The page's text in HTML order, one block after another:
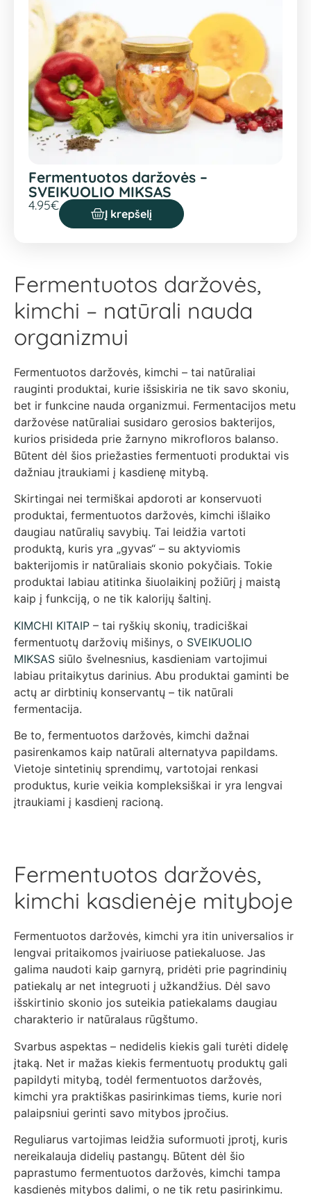
Fermentuotos daržovės –
SVEIKUOLIO MIKSAS
4.95€
Į krepšelį
Fermentuotos daržovės,
kimchi – natūrali nauda
organizmui
Fermentuotos daržovės, kimchi – tai natūraliai
rauginti produktai, kurie išsiskiria ne tik savo skoniu,
bet ir funkcine nauda organizmui. Fermentacijos metu
daržovėse natūraliai susidaro gerosios bakterijos,
kurios prisideda prie žarnyno mikrofloros balanso.
Būtent dėl šios priežasties fermentuoti produktai vis
dažniau įtraukiami į kasdienę mitybą.
Skirtingai nei termiškai apdoroti ar konservuoti
produktai, fermentuotos daržovės, kimchi išlaiko
daugiau natūralių savybių. Tai leidžia vartoti
produktą, kuris yra „gyvas“ – su aktyviomis
bakterijomis ir natūraliais skonio pokyčiais. Tokie
produktai labiau atitinka šiuolaikinį požiūrį į maistą
kaip į funkciją, o ne tik kalorijų šaltinį.
KIMCHI KITAIP – tai ryškių skonių, tradiciškai
fermentuotų daržovių mišinys, o SVEIKUOLIO
MIKSAS siūlo švelnesnius, kasdieniam vartojimui
labiau pritaikytus darinius. Abu produktai gaminti be
actų ar dirbtinių konservantų – tik natūrali
fermentacija.
Be to, fermentuotos daržovės, kimchi dažnai
pasirenkamos kaip natūrali alternatyva papildams.
Vietoje sintetinių sprendimų, vartotojai renkasi
produktus, kurie veikia kompleksiškai ir yra lengvai
įtraukiami į kasdienį racioną.
Fermentuotos daržovės,
kimchi kasdienėje mityboje
Fermentuotos daržovės, kimchi yra itin universalios ir
lengvai pritaikomos įvairiuose patiekaluose. Jas
galima naudoti kaip garnyrą, pridėti prie pagrindinių
patiekalų ar net integruoti į užkandžius. Dėl savo
išskirtinio skonio jos suteikia patiekalams daugiau
charakterio ir natūralaus rūgštumo.
Svarbus aspektas – nedidelis kiekis gali turėti didelę
įtaką. Net ir mažas kiekis fermentuotų produktų gali
papildyti mitybą, todėl fermentuotos daržovės,
kimchi yra praktiškas pasirinkimas tiems, kurie nori
palaipsniui gerinti savo mitybos įpročius.
Reguliarus vartojimas leidžia suformuoti įprotį, kuris
nereikalauja didelių pastangų. Būtent dėl šio
paprastumo fermentuotos daržovės, kimchi tampa
kasdienės mitybos dalimi, o ne tik retu pasirinkimu.